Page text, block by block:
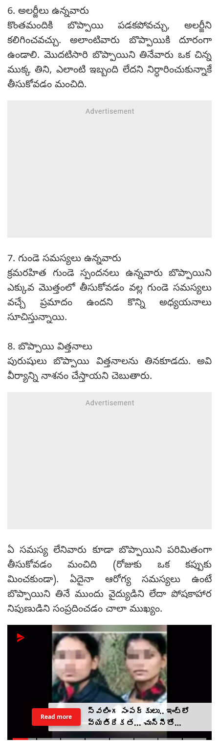
6. అలర్జీలు ఉన్నవారు
కొంతమందికి బొప్పాయి పడకపోవచ్చు, అలర్జీని
కలిగించవచ్చు. అలాంటివారు బొప్పాయికి దూరంగా
ఉండాలి. మొదటిసారి బొప్పాయిని తినేవారు ఒక చిన్న
ముక్క తిని, ఎలాంటి ఇబ్బంది లేదని నిర్ధారించుకున్నాకే
తీసుకోవడం మంచిది.
7. గుండె సమస్యలు ఉన్నవారు
క్రమరహిత గుండె స్పందనలు ఉన్నవారు బొప్పాయిని
ఎక్కువ మొత్తంలో తీసుకోవడం వల్ల గుండె సమస్యలు
వచ్చే ప్రమాదం ఉందని కొన్ని అధ్యయనాలు
సూచిస్తున్నాయి.
8. బొప్పాయి విత్తనాలు
పురుషులు బొప్పాయి విత్తనాలను తినకూడదు. అవి
వీర్యాన్ని నాశనం చేస్తాయని చెబుతారు.
ఏ సమస్య లేనివారు కూడా బొప్పాయిని పరిమితంగా
తీసుకోవడం మంచిది (రోజుకు ఒక కప్పుకు
మించకుండా). ఏదైనా ఆరోగ్య సమస్యలు ఉంటే
బొప్పాయిని తినే ముందు వైద్యుడిని లేదా పోషకాహార
నిపుణుడిని సంప్రదించడం చాలా ముఖ్యం.
స్వలింగ సంపర్కులు.. ఇంట్లో
వ్యతిరేకత... చున్నీతో
ఉరేసుకుని ఆత్మహత్య
Read more